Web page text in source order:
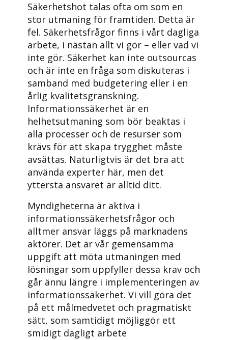
Säkerhetshot talas ofta om som en
stor utmaning för framtiden. Detta är
fel. Säkerhetsfrågor finns i vårt dagliga
arbete, i nästan allt vi gör – eller vad vi
inte gör. Säkerhet kan inte outsourcas
och är inte en fråga som diskuteras i
samband med budgetering eller i en
årlig kvalitetsgranskning.
Informationssäkerhet är en
helhetsutmaning som bör beaktas i
alla processer och de resurser som
krävs för att skapa trygghet måste
avsättas. Naturligtvis är det bra att
använda experter här, men det
yttersta ansvaret är alltid ditt.
Myndigheterna är aktiva i
informationssäkerhetsfrågor och
alltmer ansvar läggs på marknadens
aktörer. Det är vår gemensamma
uppgift att möta utmaningen med
lösningar som uppfyller dessa krav och
går ännu längre i implementeringen av
informationssäkerhet. Vi vill göra det
på ett målmedvetet och pragmatiskt
sätt, som samtidigt möjliggör ett
smidigt dagligt arbete